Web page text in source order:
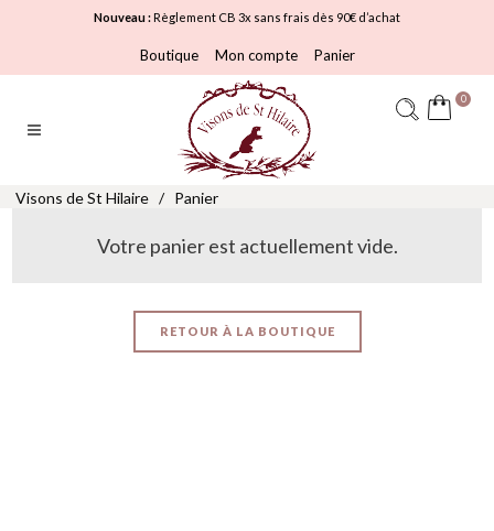
Nouveau :Règlement CB 3x sans frais dès 90€ d’achat
Boutique Mon compte Panier
0
Visons de St Hilaire / Panier
Votre panier est actuellement vide.
RETOUR À LA BOUTIQUE